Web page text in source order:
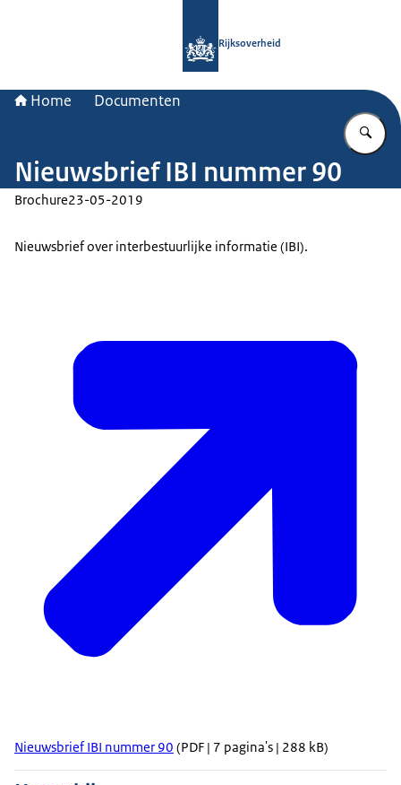
Rijksoverheid
Home Documenten
Nieuwsbrief IBI nummer 90
Brochure23-05-2019
Nieuwsbrief over interbestuurlijke informatie (IBI).
Nieuwsbrief IBI nummer 90 (PDF | 7 pagina's | 288 kB)